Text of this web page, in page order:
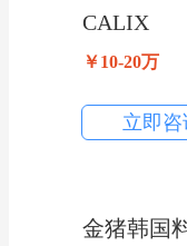
CALIX
￥10-20万
立即咨
金猪韩国